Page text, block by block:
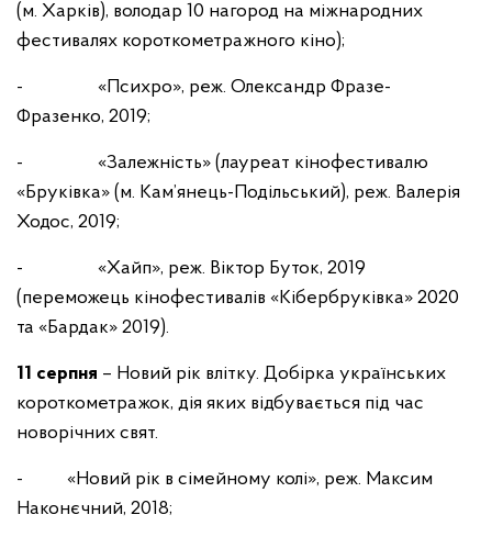
(м. Харків), володар 10 нагород на міжнародних
фестивалях короткометражного кіно);
- «Психро», реж. Олександр Фразе-
Фразенко, 2019;
- «Залежність» (лауреат кінофестивалю
«Бруківка» (м. Кам’янець-Подільський), реж. Валерія
Ходос, 2019;
- «Хайп», реж. Віктор Буток, 2019
(переможець кінофестивалів «Кібербруківка» 2020
та «Бардак» 2019).
11 серпня – Новий рік влітку. Добірка українських
короткометражок, дія яких відбувається під час
новорічних свят.
- «Новий рік в сімейному колі», реж. Максим
Наконєчний, 2018;